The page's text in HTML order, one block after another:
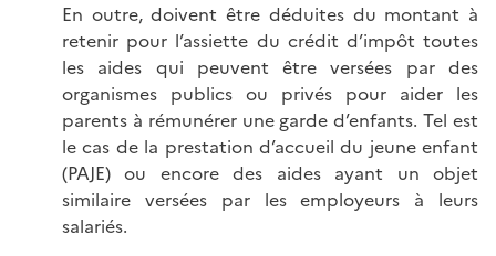
En outre, doivent être déduites du montant à
retenir pour l’assiette du crédit d’impôt toutes
les aides qui peuvent être versées par des
organismes publics ou privés pour aider les
parents à rémunérer une garde d’enfants. Tel est
le cas de la prestation d’accueil du jeune enfant
(PAJE) ou encore des aides ayant un objet
similaire versées par les employeurs à leurs
salariés.